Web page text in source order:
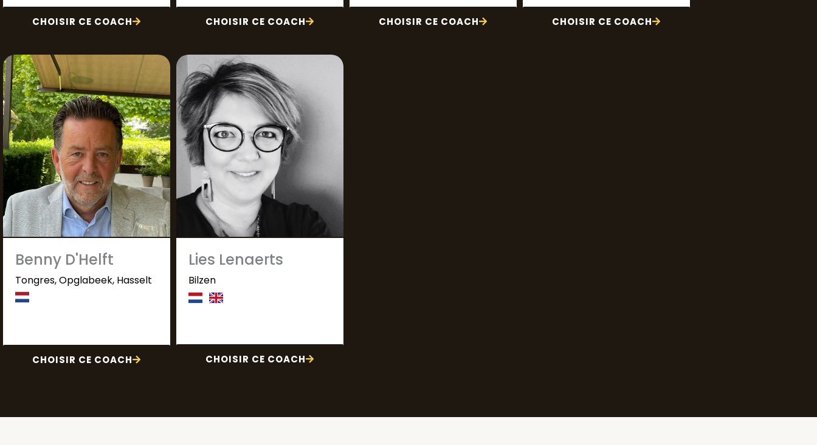
CHOISIR CE COACH CHOISIR CE COACH CHOISIR CE COACH CHOISIR CE COACH
Benny D'Helft
Tongres, Opglabeek, Hasselt
CHOISIR CE COACH
Lies Lenaerts
Bilzen
CHOISIR CE COACH